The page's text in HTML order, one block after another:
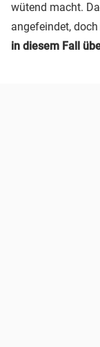
wütend macht.
angefeindet,
in diesem Fall